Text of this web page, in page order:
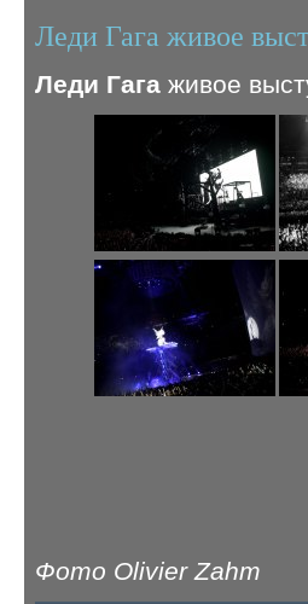
Леди Гага живое
Леди Гага живое
Фото Olivier Zahm